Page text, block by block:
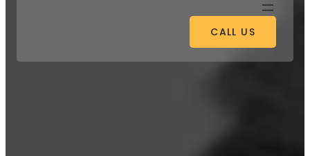
CALL US